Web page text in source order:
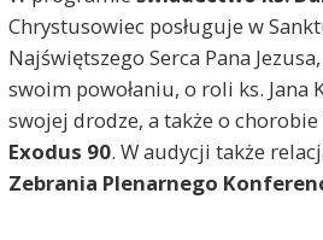
Chrystusowiec posługuje w
Najświętszego Serca Pana
swoim powołaniu, o roli ks. Jana
swojej drodze, a także o
Exodus 90. W audycji także
Zebrania Plenarnego